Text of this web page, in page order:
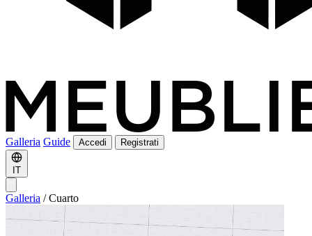
Galleria Guide Accedi Registrati
IT
Galleria / Cuarto